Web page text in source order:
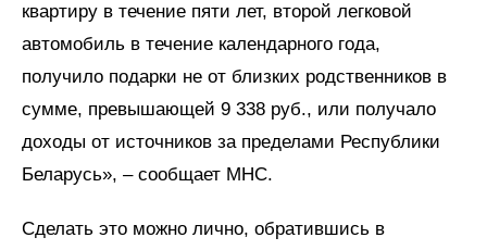
квартиру в течение пяти лет, второй легковой
автомобиль в течение календарного года,
получило подарки не от близких родственников в
сумме, превышающей 9 338 руб., или получало
доходы от источников за пределами Республики
Беларусь», – сообщает МНС.
Сделать это можно лично, обратившись в